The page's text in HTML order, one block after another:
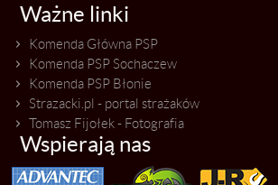
Ważne linki
Komenda Główna PSP
Komenda PSP Sochaczew
Komenda PSP Błonie
Strazacki.pl - portal strażaków
Tomasz Fijołek - Fotografia
Wspierają nas